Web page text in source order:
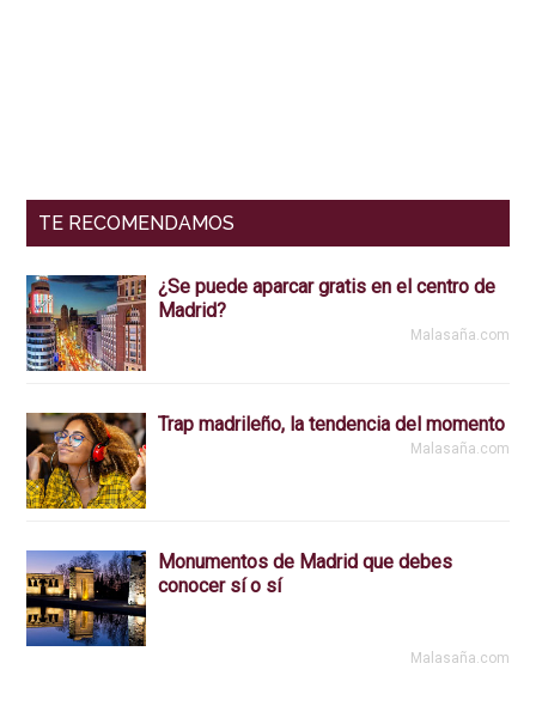
TE RECOMENDAMOS
¿Se puede aparcar gratis en el centro de
Madrid?
Malasaña.com
Trap madrileño, la tendencia del momento
Malasaña.com
Monumentos de Madrid que debes
conocer sí o sí
Malasaña.com